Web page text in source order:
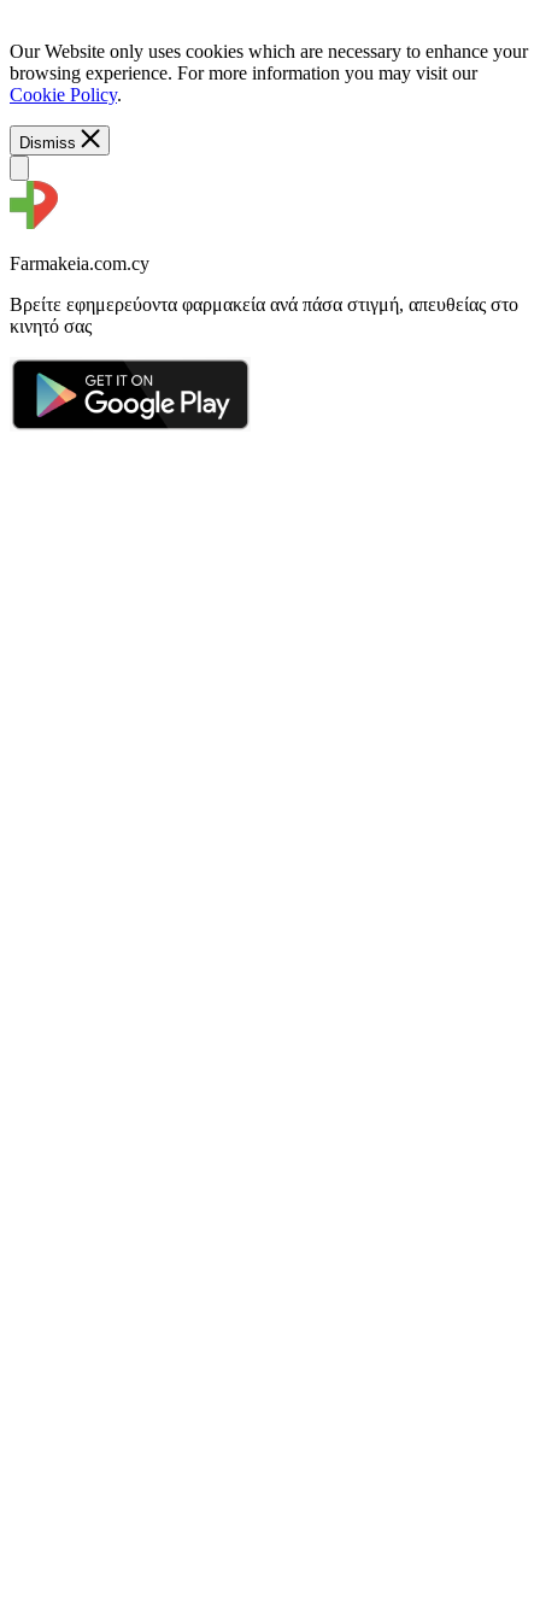
Our Website only uses cookies which are necessary to enhance your
browsing experience. For more information you may visit our
Cookie Policy.
Dismiss
Farmakeia.com.cy
Βρείτε εφημερεύοντα φαρμακεία ανά πάσα στιγμή, απευθείας στο
κινητό σας